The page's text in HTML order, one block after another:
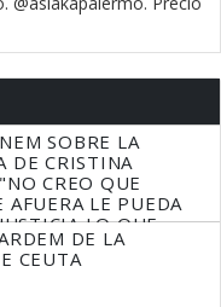
SOBRE LA
DE CRISTINA
CREO QUE
AFUERA LE PUEDA
LO QUE
DE LA
CEUTA